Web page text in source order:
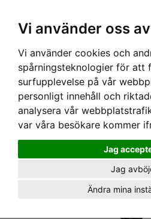
Vi använder oss
Vi använder cookies och
spårningsteknologier för att
surfupplevelse på vår
personligt innehåll och
analysera vår
var våra besökare kommer
Jag
Jag
Ändra mina
Hem›Utrustning›Block & Trissor›